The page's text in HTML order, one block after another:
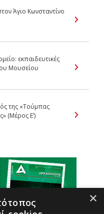
Άγιο Κωνσταντίνο
εκπαιδευτικές
Μουσείου
της «Τούμπας
(Μέρος E’)
×